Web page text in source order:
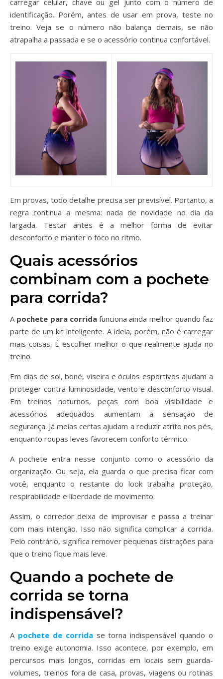
identificação. Porém, antes de usar em prova, teste no
treino. Veja se o número não balança demais, se não
atrapalha a passada e se o acessório continua confortável.
Em provas, todo detalhe precisa ser previsível. Portanto, a
regra continua a mesma: nada de novidade no dia da
largada. Testar antes é a melhor forma de evitar
desconforto e manter o foco no ritmo.
Quais acessórios
combinam com a pochete
para corrida?
A pochete para corridafunciona ainda melhor quando faz
parte de um kit inteligente. A ideia, porém, não é carregar
mais coisas. É escolher melhor o que realmente ajuda no
treino.
Em dias de sol, boné, viseira e óculos esportivos ajudam a
proteger contra luminosidade, vento e desconforto visual.
Em treinos noturnos, peças com boa visibilidade e
acessórios adequados aumentam a sensação de
segurança. Já meias certas ajudam a reduzir atrito nos pés,
enquanto roupas leves favorecem conforto térmico.
A pochete entra nesse conjunto como o acessório da
organização. Ou seja, ela guarda o que precisa ficar com
você, enquanto o restante do look trabalha proteção,
respirabilidade e liberdade de movimento.
Assim, o corredor deixa de improvisar e passa a treinar
com mais intenção. Isso não significa complicar a corrida.
Pelo contrário, significa remover pequenas distrações para
que o treino fique mais leve.
Quando a pochete de
corrida se torna
indispensável?
A pochete de corridase torna indispensável quando o
treino exige autonomia. Isso acontece, por exemplo, em
percursos mais longos, corridas em locais sem guarda-
volumes, treinos fora de casa, provas, viagens ou rotinas